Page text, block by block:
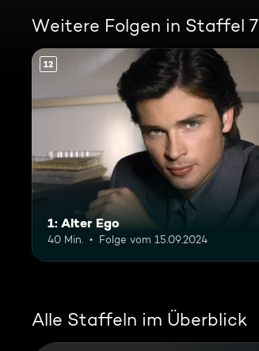
Weitere Folgen in Staffel 7
12
1: Alter Ego
40 Min. Folge vom 15.09.2024
Alle Staffeln im Überblick